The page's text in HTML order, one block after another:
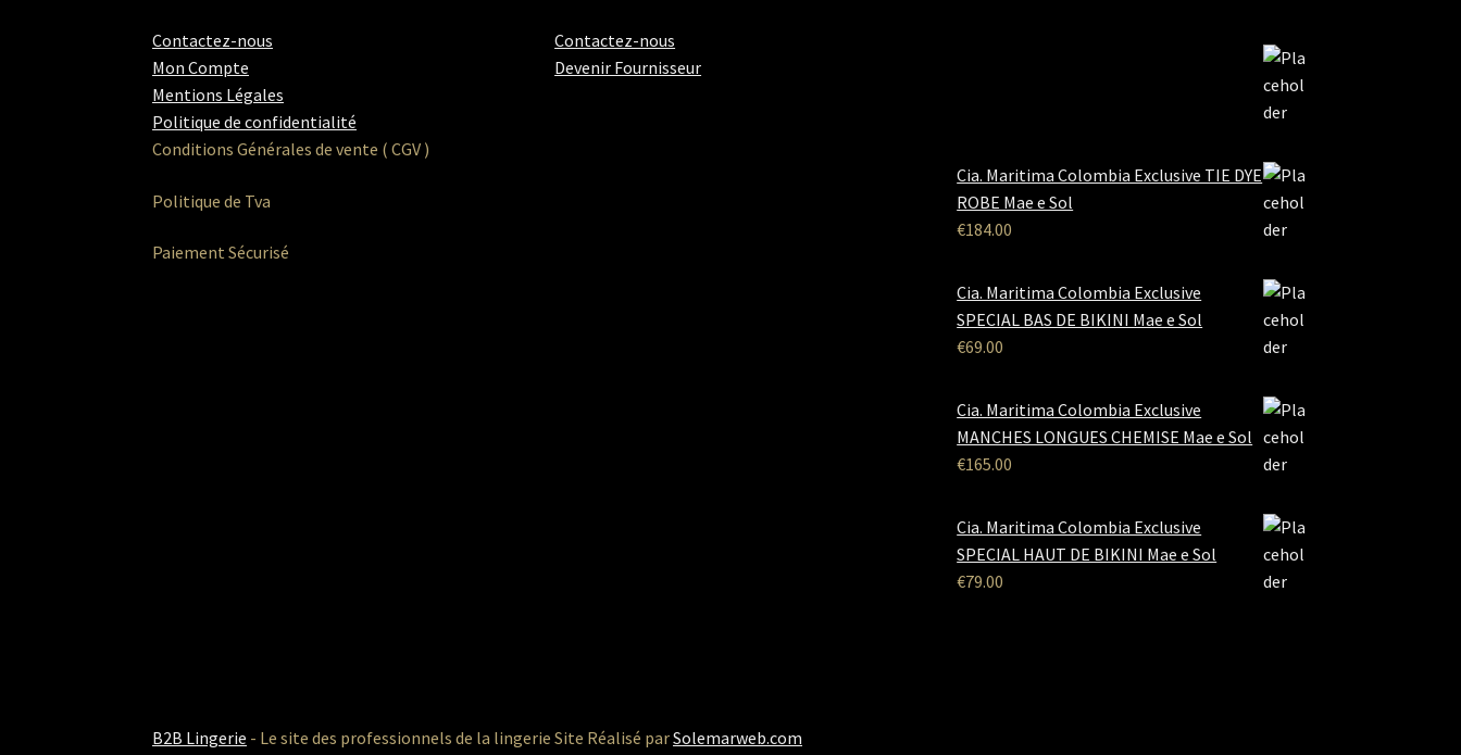
Contactez-nous
Mon Compte
Mentions Légales
Politique de confidentialité
Conditions Générales de vente ( CGV )
Politique de Tva
Paiement Sécurisé
Contactez-nous
Devenir Fournisseur
Cia. Maritima Colombia Exclusive TIE DYE
ROBE Mae e Sol
€184.00
Cia. Maritima Colombia Exclusive
SPECIAL BAS DE BIKINI Mae e Sol
€69.00
Cia. Maritima Colombia Exclusive
MANCHES LONGUES CHEMISE Mae e Sol
€165.00
Cia. Maritima Colombia Exclusive
SPECIAL HAUT DE BIKINI Mae e Sol
€79.00
B2B Lingerie - Le site des professionnels de la lingerie Site Réalisé parSolemarweb.com